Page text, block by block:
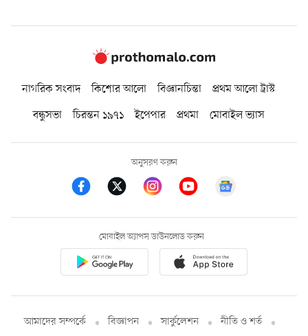
নাগরিক সংবাদ কিশোর আলো বিজ্ঞানচিন্তা
প্রথম আলো ট্রাস্ট
বন্ধুসভা
চিরন্তন ১৯৭১ ইপেপার প্রথমা মোবাইল ভ্যাস
অনুসরণ করুন
মোবাইল অ্যাপস ডাউনলোড করুন
আমাদের সম্পর্কে বিজ্ঞাপন সার্কুলেশন নীতি ও শর্ত